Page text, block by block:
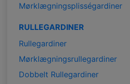
Mørklægningsplisségardiner
RULLEGARDINER
Rullegardiner
Mørklægningsrullegardiner
Dobbelt Rullegardiner